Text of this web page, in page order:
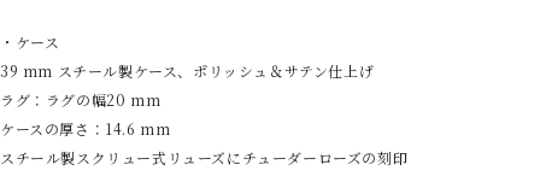
・ケース
39 mm スチール製ケース、ポリッシュ＆サテン仕上げ
ラグ：ラグの幅20 mm
ケースの厚さ：14.6 mm
スチール製スクリュー式リューズにチューダーローズの刻印